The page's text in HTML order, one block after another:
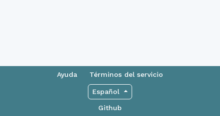
Ayuda Términos del servicio
Español
Github